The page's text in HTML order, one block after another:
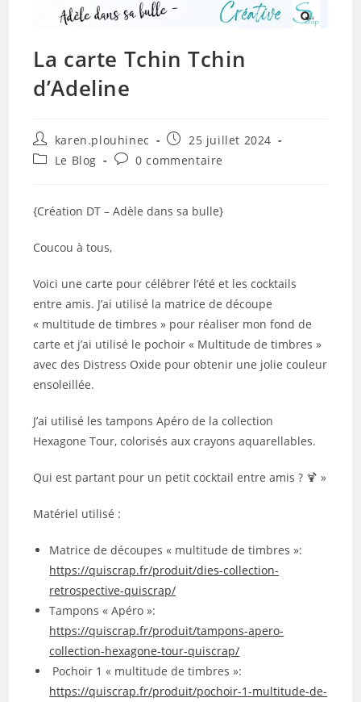
La carte Tchin Tchin
d’Adeline
Auteur/autrice
de
la
karen.plouhinec
Publication
publiée :
25 juillet 2024
PostLe Blog
Commentaires
publication :
0 commentaire
{Création DT – Adèle dans sa bulle}
Coucou à tous,
Voici une carte pour célébrer l’été et les cocktails
entre amis. J’ai utilisé la matrice de découpe
« multitude de timbres » pour réaliser mon fond de
carte et j’ai utilisé le pochoir « Multitude de timbres »
avec des Distress Oxide pour obtenir une jolie couleur
ensoleillée.
J’ai utilisé les tampons Apéro de la collection
Hexagone Tour, colorisés aux crayons aquarellables.
Qui est partant pour un petit cocktail entre amis ? 🍹 »
Matériel utilisé :
Matrice de découpes « multitude de timbres »:
https://quiscrap.fr/produit/dies-collection-
retrospective-quiscrap/
Tampons « Apéro »:
https://quiscrap.fr/produit/tampons-apero-
collection-hexagone-tour-quiscrap/
Pochoir 1 « multitude de timbres »:
https://quiscrap.fr/produit/pochoir-1-multitude-de-